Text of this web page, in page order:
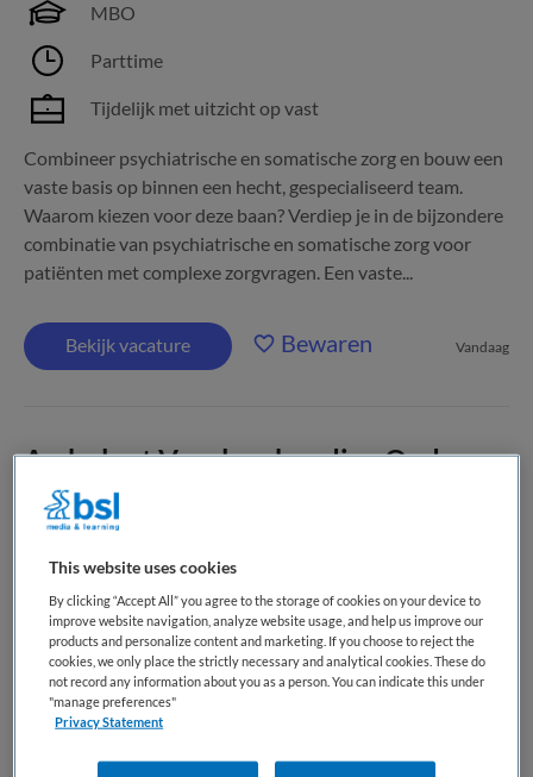
MBO
Parttime
Tijdelijk met uitzicht op vast
Combineer psychiatrische en somatische zorg en bouw een
vaste basis op binnen een hecht, gespecialiseerd team.
Waarom kiezen voor deze baan? Verdiep je in de bijzondere
combinatie van psychiatrische en somatische zorg voor
patiënten met complexe zorgvragen. Een vaste...
Bekijk vacature Bewaren Vandaag
Ambulant Verpleegkundige Ouderen
GGZ
Arkin Ouderen,Amsterdam
HBO
Fulltime
Tijdelijk dienstverband
Word jij onze nieuwe ambulant verpleegkundige voor
This website uses cookies
By clicking “Accept All” you agree to the storage of cookies on your device to
improve website navigation, analyze website usage, and help us improve our
products and personalize content and marketing. If you choose to reject the
cookies, we only place the strictly necessary and analytical cookies. These do
not record any information about you as a person. You can indicate this under
"manage preferences"
Privacy Statement